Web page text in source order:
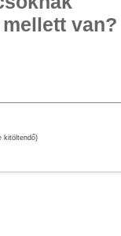
van?
kitöltendő)